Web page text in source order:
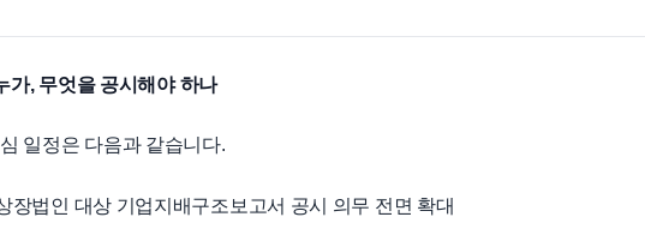
가, 무엇을 공시해야 하나
일정은 다음과 같습니다.
법인 대상 기업지배구조보고서 공시 의무 전면 확대